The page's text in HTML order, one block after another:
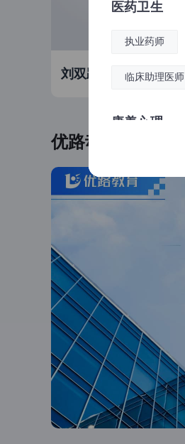
教师简介：
大学教授，注册安全工程师
工作经验丰富，授课严谨，
围轻松活跃，善于归纳总
将理论与实际案例结合讲解
刘双跃 中级安全工程师
优路动态
医药卫生
执业药师
临床助理医师
康养心理
医疗陪诊顾问
法律合规
法律职业资
经济管理